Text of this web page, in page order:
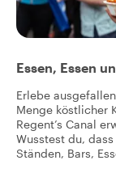
Essen, Essen
Erlebe
Menge köstlicher
Regent’s Canal
Wusstest du,
Ständen, Bars,